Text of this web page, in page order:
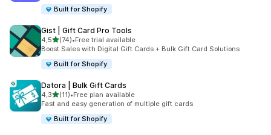
Built for Shopify
Gist | Gift Card Pro Tools
4,5av 5 stjerner
(74)
Totalt 74 omtaler
•Free trial available
Boost Sales with Digital Gift Cards + Bulk Gift Card Solutions
Built for Shopify
Datora | Bulk Gift Cards
4,3av 5 stjerner
(11)
Totalt 11 omtaler
•Free plan available
Fast and easy generation of multiple gift cards
Built for Shopify